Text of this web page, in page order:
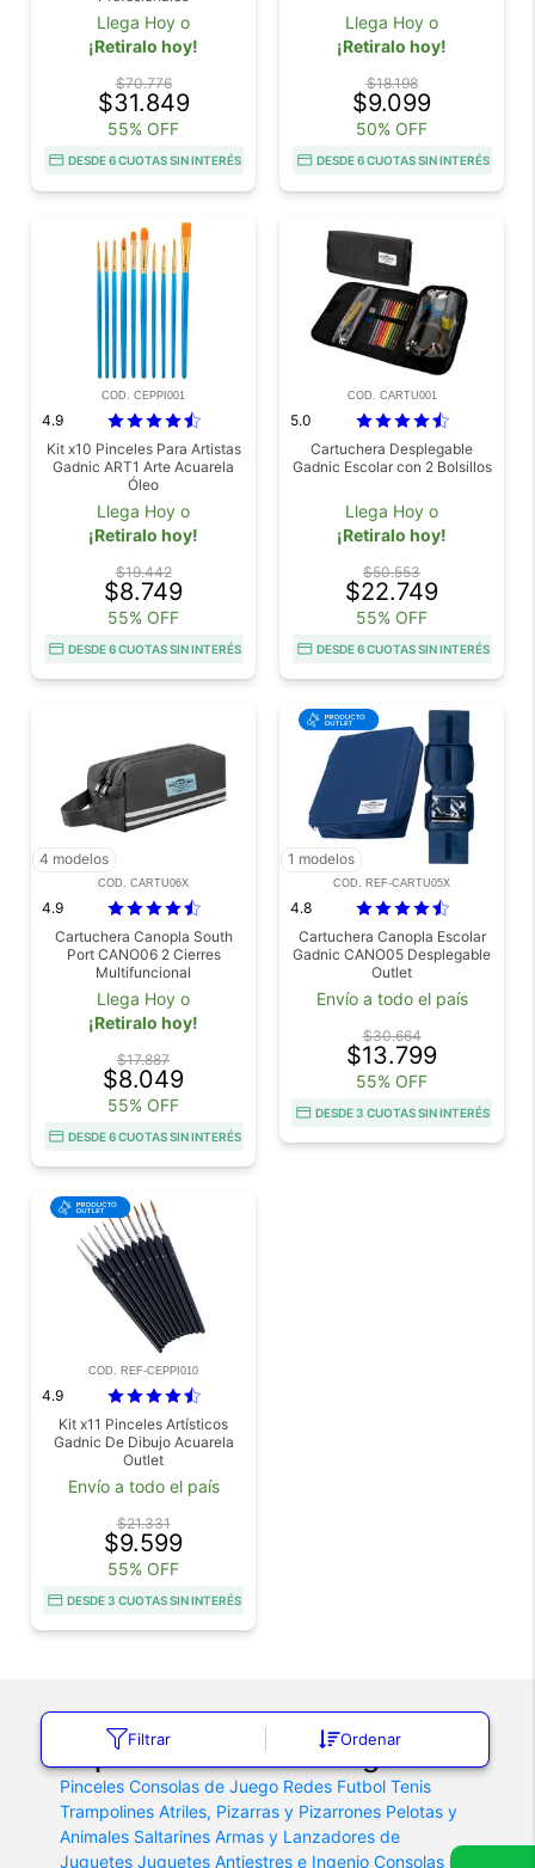
Filtrar Ordenar
Llega Hoy o
¡Retiralo hoy!
$70.776
$31.849
55% OFF
DESDE 6 CUOTAS SIN INTERÉS
Llega Hoy o
¡Retiralo hoy!
$18.198
$9.099
50% OFF
DESDE 6 CUOTAS SIN INTERÉS
COD. CEPPI001
4.9
Kit x10 Pinceles Para Artistas
Gadnic ART1 Arte Acuarela
Óleo
Llega Hoy o
¡Retiralo hoy!
$19.442
$8.749
55% OFF
DESDE 6 CUOTAS SIN INTERÉS
COD. CARTU001
5.0
Cartuchera Desplegable
Gadnic Escolar con 2 Bolsillos
Llega Hoy o
¡Retiralo hoy!
$50.553
$22.749
55% OFF
DESDE 6 CUOTAS SIN INTERÉS
4 modelos
COD. CARTU06X
4.9
Cartuchera Canopla South
Port CANO06 2 Cierres
Multifuncional
Llega Hoy o
¡Retiralo hoy!
$17.887
$8.049
55% OFF
DESDE 6 CUOTAS SIN INTERÉS
1 modelos
COD. REF-CARTU05X
4.8
Cartuchera Canopla Escolar
Gadnic CANO05 Desplegable
Outlet
Envío a todo el país
$30.664
$13.799
55% OFF
DESDE 3 CUOTAS SIN INTERÉS
COD. REF-CEPPI010
4.9
Kit x11 Pinceles Artísticos
Gadnic De Dibujo Acuarela
Outlet
Envío a todo el país
$21.331
$9.599
55% OFF
DESDE 3 CUOTAS SIN INTERÉS
Explorá nuestras categorías
Pinceles Consolas de Juego Redes Futbol Tenis
Trampolines Atriles, Pizarras y Pizarrones Pelotas y
Animales Saltarines Armas y Lanzadores de
Juguetes Juguetes Antiestres e Ingenio Consolas de